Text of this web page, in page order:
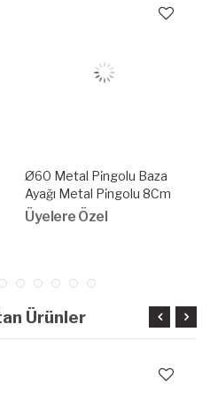
Ø60 Metal Pi̇ngolu Baza
Ayağı Metal Pi̇ngolu 8Cm
Üyelere Özel
Ürünler